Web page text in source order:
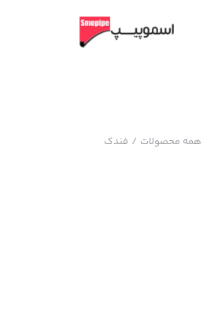
همه محصولات / فندک